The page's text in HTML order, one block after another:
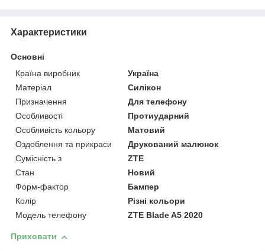
Характеристики
Основні
Країна виробник
Україна
Матеріал
Силікон
Призначення
Для телефону
Особливості
Протиударний
Особливість кольору
Матовий
Оздоблення та прикраси
Друкований малюнок
Сумісність з
ZTE
Стан
Новий
Форм-фактор
Бампер
Колір
Різні кольори
Модель телефону
ZTE Blade A5 2020
Приховати